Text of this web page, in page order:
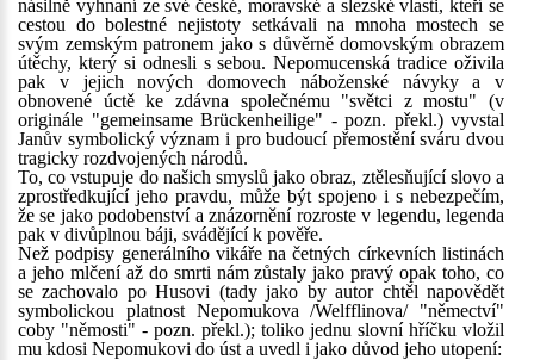
násilně vyhnaní ze své české, moravské a slezské vlasti, kteří se
cestou do bolestné nejistoty setkávali na mnoha mostech se
svým zemským patronem jako s důvěrně domovským obrazem
útěchy, který si odnesli s sebou. Nepomucenská tradice oživila
pak v jejich nových domovech náboženské návyky a v
obnovené úctě ke zdávna společnému "světci z mostu" (v
originále "gemeinsame Brückenheilige" - pozn. překl.) vyvstal
Janův symbolický význam i pro budoucí přemostění sváru dvou
tragicky rozdvojených národů.
To, co vstupuje do našich smyslů jako obraz, ztělesňující slovo a
zprostředkující jeho pravdu, může být spojeno i s nebezpečím,
že se jako podobenství a znázornění rozroste v legendu, legenda
pak v divůplnou báji, svádějící k pověře.
Než podpisy generálního vikáře na četných církevních listinách
a jeho mlčení až do smrti nám zůstaly jako pravý opak toho, co
se zachovalo po Husovi (tady jako by autor chtěl napovědět
symbolickou platnost Nepomukova /Welfflinova/ "němectví"
coby "němosti" - pozn. překl.); toliko jednu slovní hříčku vložil
mu kdosi Nepomukovi do úst a uvedl i jako důvod jeho utopení: